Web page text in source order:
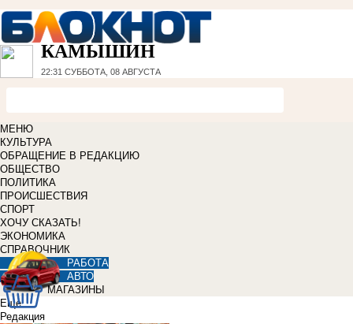
КАМЫШИН
22:31 СУББОТА, 08 АВГУСТА
МЕНЮ
КУЛЬТУРА
ОБРАЩЕНИЕ В РЕДАКЦИЮ
ОБЩЕСТВО
ПОЛИТИКА
ПРОИСШЕСТВИЯ
СПОРТ
ХОЧУ СКАЗАТЬ!
ЭКОНОМИКА
СПРАВОЧНИК
РАБОТА
АВТО
МАГАЗИНЫ
Еще
Редакция